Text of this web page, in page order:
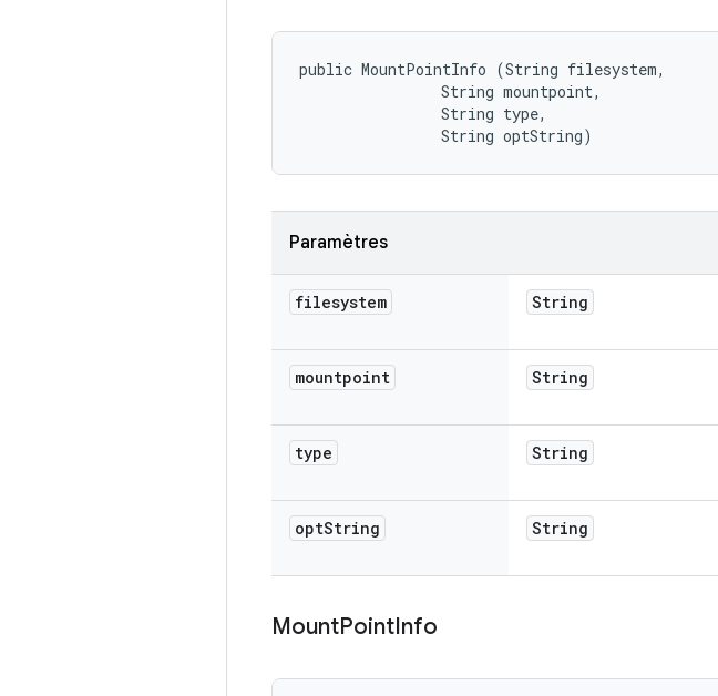
public MountPointInfo (String filesystem,
                String mountpoint,
                String type,
                String optString)
Paramètres
filesystem String
mountpoint String
type String
optString String
MountPointInfo